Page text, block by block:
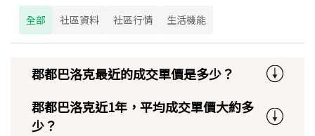
全部 社區資料 社區行情 生活機能
郡都巴洛克最近的成交單價是多少？
郡都巴洛克近1年，平均成交單價大約多
少？